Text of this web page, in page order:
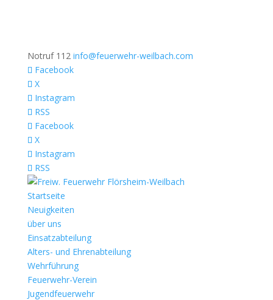
Notruf 112 info@feuerwehr-weilbach.com
Facebook
X
Instagram
RSS
Facebook
X
Instagram
RSS
Startseite
Neuigkeiten
über uns
Einsatzabteilung
Alters- und Ehrenabteilung
Wehrführung
Feuerwehr-Verein
Jugendfeuerwehr